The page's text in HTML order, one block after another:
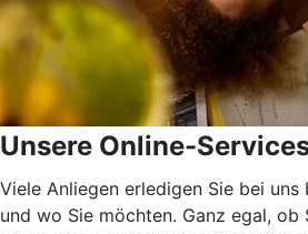
Unsere Online-
Viele Anliegen erledigen Sie bei uns
und wo Sie möchten. Ganz egal, ob